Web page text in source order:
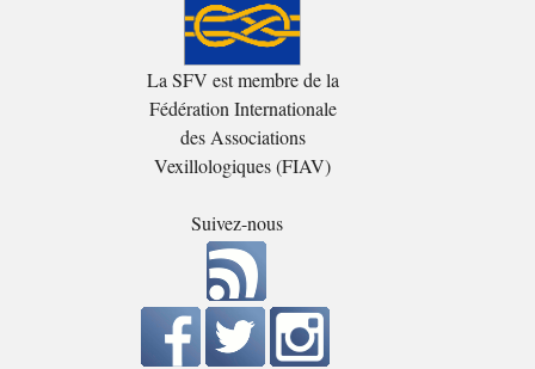
La SFV est membre de la
Fédération Internationale
des Associations
Vexillologiques (FIAV)
Suivez-nous